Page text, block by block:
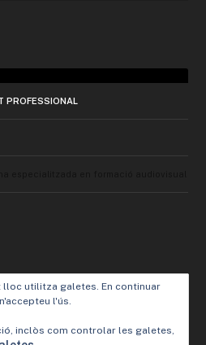
PROFESSIONAL
lloc utilitza galetes. En continuar
l'ús.
inclòs com controlar les galetes,